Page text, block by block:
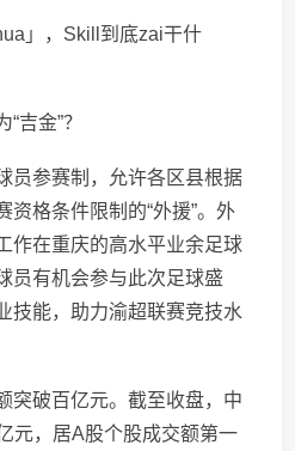
」，Skill到底zai干什
吉金”？
员参赛制，允许各区县根据
资格条件限制的“外援”。外
作在重庆的高水平业余足球
员有机会参与此次足球盛
技能，助力渝超联赛竞技水
突破百亿元。截至收盘，中
元，居A股个股成交额第一